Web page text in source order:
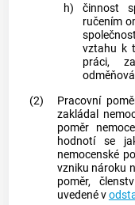
h)
činnost
ručením
vztahu k
práci,
(2)
Pracovní
zakládal
poměr
hodnotí se
nemocenské
vzniku nároku
poměr,
uvedené v